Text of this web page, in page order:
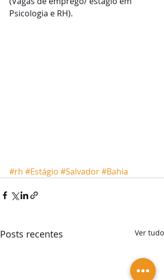
Psicologia e RH).
#rh #Estágio #Salvador#Bahia
Posts recentes Ver tudo